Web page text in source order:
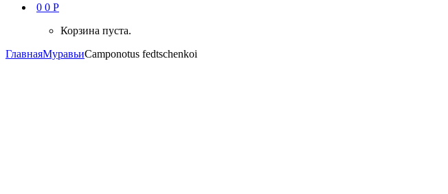
0 0 Р
Корзина пуста.
ГлавнаяМуравьиCamponotus fedtschenkoi